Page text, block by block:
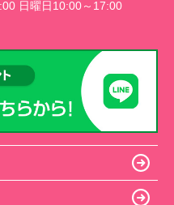
日曜日10:00～17:00